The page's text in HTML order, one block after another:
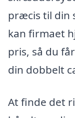
præcis til din
kan firmaet
pris, så du
din dobbelt
At finde det